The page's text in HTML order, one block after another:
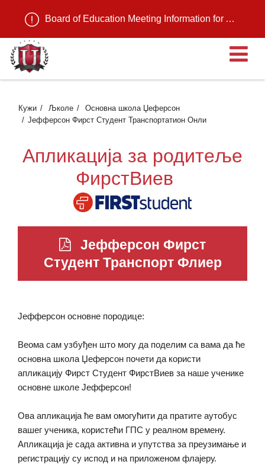
Board of Education Meeting Information for August 11, 2026
Кужи Љколе
Основна школа Џеферсон
Јефферсон Фирст Студент Транспортатион Онли
Апликација за родитеље
ФирстВиев
Јефферсон Фирст
Студент Транспорт Флиер
Јефферсон основне породице:
Веома сам узбуђен што могу да поделим са вама да ће
основна школа Џеферсон почети да користи
апликацију Фирст Студент ФирстВиев за наше ученике
основне школе Јефферсон!
Ова апликација ће вам омогућити да пратите аутобус
вашег ученика, користећи ГПС у реалном времену.
Апликација је сада активна и упутства за преузимање и
регистрацију су испод и на приложеном флајеру.